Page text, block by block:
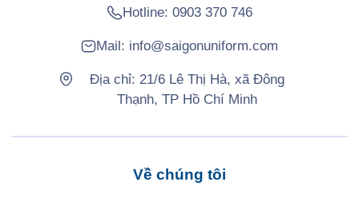
Hotline: 0903 370 746
Mail: info@saigonuniform.com
Địa chỉ: 21/6 Lê Thị Hà, xã Đông
Thạnh, TP Hồ Chí Minh
Về chúng tôi